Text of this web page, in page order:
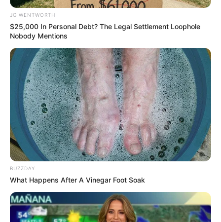
แนะนำ
ดูดวง
ดูเพิ่มเติม
ดูดวง
เบอร์โทร คน Keep look เป๊ะทุกมุมดูดี
ทุกองศา คุณล่ะมีเลขคู่นี้ไหม
JG WENTWORTH
$25,000 In Personal Debt? The Legal Settlement Loophole
Nobody Mentions
BUZZDAY
What Happens After A Vinegar Foot Soak